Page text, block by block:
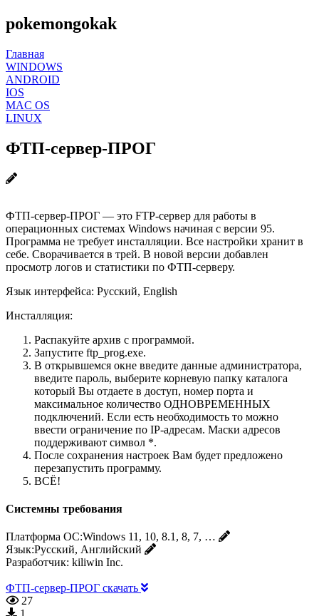
pokemongokak
Главная
WINDOWS
ANDROID
IOS
MAC OS
LINUX
ФТП-сервер-ПРОГ
ФТП-сервер-ПРОГ — это FTP-сервер для работы в
операционных системах Windows начиная с версии 95.
Программа не требует инсталляции. Все настройки хранит в
себе. Сворачивается в трей. В новой версии добавлен
просмотр логов и статистики по ФТП-серверу.
Язык интерфейса: Русский, English
Инсталляция:
Распакуйте архив с программой.
Запустите ftp_prog.exe.
В открывшемся окне введите данные администратора,
введите пароль, выберите корневую папку каталога
который Вы отдаете в доступ, номер порта и
максимальное количество ОДНОВРЕМЕННЫХ
подключений. Если есть необходимость то можно
ввести ограничение по IP-адресам. Маски адресов
поддерживают символ *.
После сохранения настроек Вам будет предложено
перезапустить программу.
ВСЁ!
Системны требования
Платформа ОС:Windows 11, 10, 8.1, 8, 7, …
Язык:Русский, Английский
Разработчик: kiliwin Inc.
ФТП-сервер-ПРОГ скачать
27